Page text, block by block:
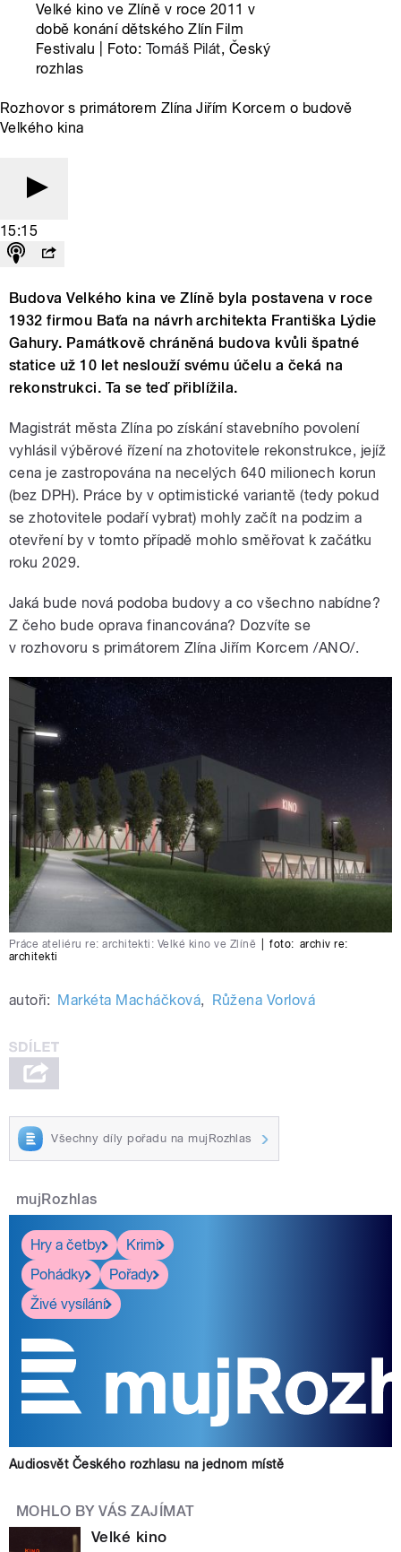
Velké kino ve Zlíně v roce 2011 v
době konání dětského Zlín Film
Festivalu | Foto: Tomáš Pilát, Český
rozhlas
Rozhovor s primátorem Zlína Jiřím Korcem o budově
Velkého kina
15:15
Budova Velkého kina ve Zlíně byla postavena v roce
1932 firmou Baťa na návrh architekta Františka Lýdie
Gahury. Památkově chráněná budova kvůli špatné
statice už 10 let neslouží svému účelu a čeká na
rekonstrukci. Ta se teď přiblížila.
Magistrát města Zlína po získání stavebního povolení
vyhlásil výběrové řízení na zhotovitele rekonstrukce, jejíž
cena je zastropována na necelých 640 milionech korun
(bez DPH). Práce by v optimistické variantě (tedy pokud
se zhotovitele podaří vybrat) mohly začít na podzim a
otevření by v tomto případě mohlo směřovat k začátku
roku 2029.
Jaká bude nová podoba budovy a co všechno nabídne?
Z čeho bude oprava financována? Dozvíte se
v rozhovoru s primátorem Zlína Jiřím Korcem /ANO/.
Práce ateliéru re: architekti: Velké kino ve Zlíně foto: archiv re:
architekti
autoři: Markéta Macháčková, Růžena Vorlová
Všechny díly pořadu na mujRozhlas
mujRozhlas
Hry a četby
Krimi
Pohádky
Pořady
Živé vysílání
Audiosvět Českého rozhlasu na jednom místě
MOHLO BY VÁS ZAJÍMAT
Velké kino